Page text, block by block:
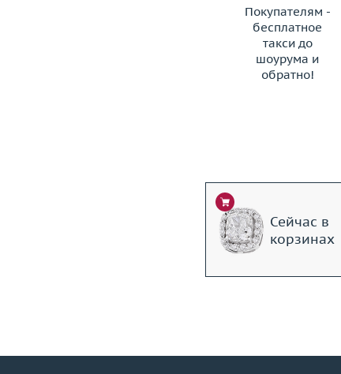
Покупателям -
бесплатное
такси до
шоурума и
обратно!
ЗАКАЗАТЬ ТАКСИ
Сейчас в
корзинах